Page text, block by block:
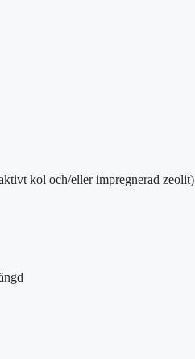
kol och/eller impregnerad zeolit)